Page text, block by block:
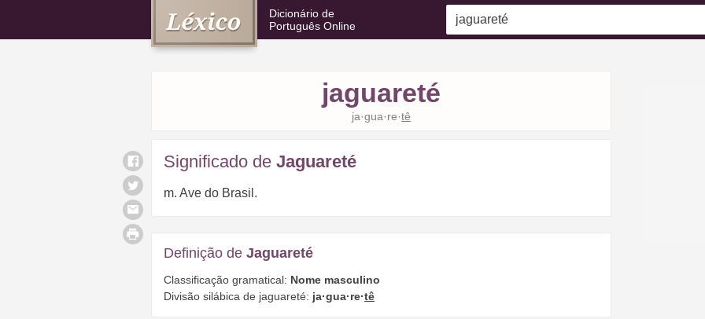
Dicionário de
Português Online
jaguareté
ja·gua·re·tê
Significado de Jaguareté
m. Ave do Brasil.
Definição de Jaguareté
Classificação gramatical: Nome masculino
Divisão silábica de jaguareté: ja·gua·re·tê